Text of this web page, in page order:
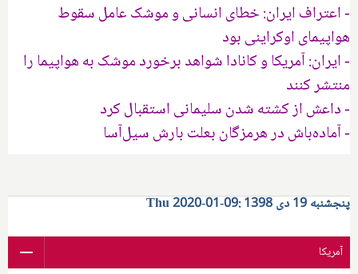
- اعتراف ایران: خطای انسانی و موشک عامل سقوط
هواپیمای اوکراینی بود
- ایران: آمریکا و کانادا شواهد برخورد موشک به هواپیما را
منتشر کنند
- داعش از کشته شدن سلیمانی استقبال کرد
- آماده‌باش در هرمزگان بعلت بارش سیل‌آسا
پنجشنبه 19 دی 1398 :09-01-2020 Thu
آمریکا